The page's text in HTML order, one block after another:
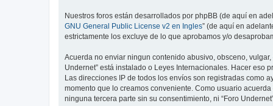
Nuestros foros están desarrollados por phpBB (de aquí en
GNU General Public License v2 en Ingles” (de aquí en
estrictamente los excluye de lo que aprobamos y/o
Acuerda no enviar ningun contenido abusivo, obsceno,
Undernet” está instalado o Leyes Internacionales. Hacer eso
Las direcciones IP de todos los envíos son registradas como
momento que lo creamos conveniente. Como usuario
ninguna tercera parte sin su consentimiento, ni “Foro